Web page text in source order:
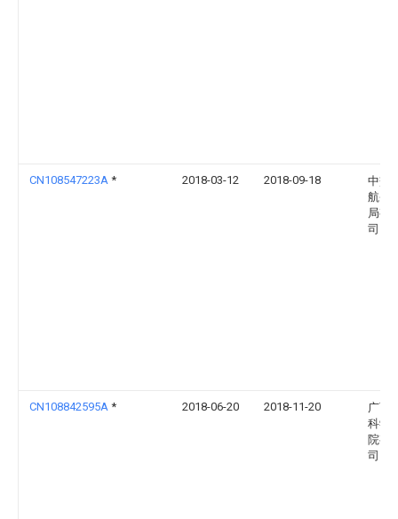
CN108547223A * 2018-03-12 2018-09-18
中交
航务
局有
司
CN108842595A * 2018-06-20 2018-11-20
广西
科学
院有
司